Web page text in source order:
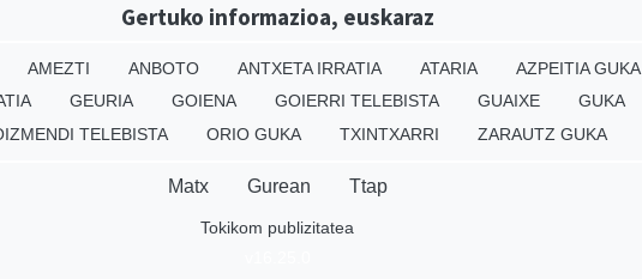
Gertuko informazioa, euskaraz
AMEZTI ANBOTO ANTXETA IRRATIA ATARIA AZPEITIA GUKA
GEURIA GOIENA GOIERRI TELEBISTA GUAIXE GUKA
TELEBISTA ORIO GUKA TXINTXARRI ZARAUTZ GUKA
Matx Gurean Ttap
Tokikom publizitatea